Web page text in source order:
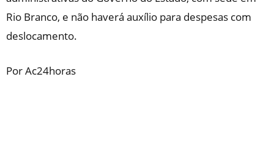
Rio Branco, e não haverá auxílio para despesas com
deslocamento.
Por Ac24horas